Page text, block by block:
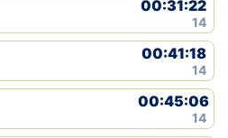
00:31:22
14
00:41:18
14
00:45:06
14